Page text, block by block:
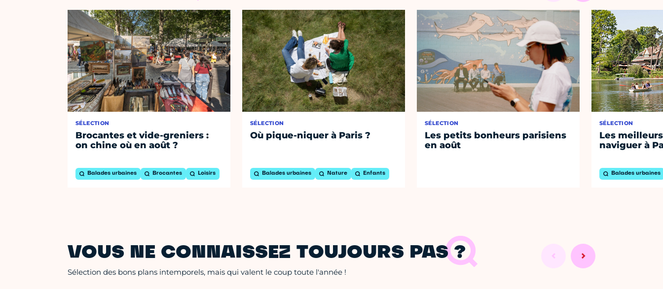
SÉLECTION
Brocantes et vide-greniers :
on chine où en août ?
Balades urbaines Brocantes Loisirs
SÉLECTION
Où pique-niquer à Paris ?
Balades urbaines Nature Enfants
SÉLECTION
Les petits bonheurs parisiens
en août
SÉLECTION
Les
naviguer à
Balades urbaines
VOUS NE CONNAISSEZ TOUJOURS PAS ?
Sélection des bons plans intemporels, mais qui valent le coup toute l'année !